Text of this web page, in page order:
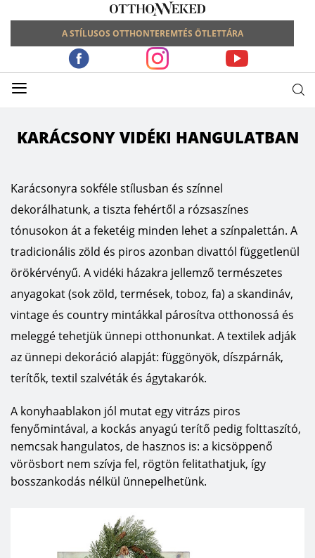
A STÍLUSOS OTTHONTEREMTÉS ÖTLETTÁRA
≡
KARÁCSONY VIDÉKI HANGULATBAN
Karácsonyra sokféle stílusban és színnel
dekorálhatunk, a tiszta fehértől a rózsaszínes
tónusokon át a feketéig minden lehet a színpalettán. A
tradicionális zöld és piros azonban divattól függetlenül
örökérvényű. A vidéki házakra jellemző természetes
anyagokat (sok zöld, termések, toboz, fa) a skandináv,
vintage és country mintákkal párosítva otthonossá és
meleggé tehetjük ünnepi otthonunkat. A textilek adják
az ünnepi dekoráció alapját: függönyök, díszpárnák,
terítők, textil szalvéták és ágytakarók.
A konyhaablakon jól mutat egy vitrázs piros
fenyőmintával, a kockás anyagú terítő pedig folttaszító,
nemcsak hangulatos, de hasznos is: a kicsöppenő
vörösbort nem szívja fel, rögtön felitathatjuk, így
bosszankodás nélkül ünnepelhetünk.